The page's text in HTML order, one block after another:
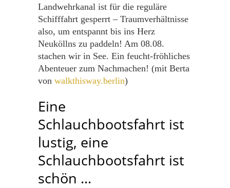
Landwehrkanal ist für die reguläre
Schifffahrt gesperrt – Traumverhältnisse
also, um entspannt bis ins Herz
Neuköllns zu paddeln! Am 08.08.
stachen wir in See. Ein feucht-fröhliches
Abenteuer zum Nachmachen! (mit Berta
von walkthisway.berlin)
Eine
Schlauchbootsfahrt ist
lustig, eine
Schlauchbootsfahrt ist
schön …